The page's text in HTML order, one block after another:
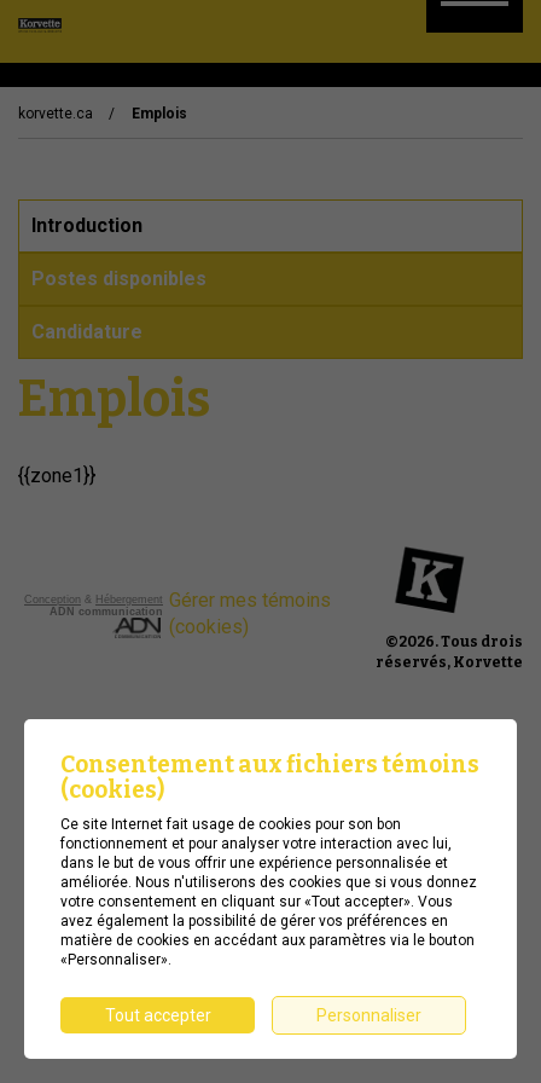
korvette.ca Emplois
Introduction
Postes disponibles
Candidature
Emplois
{{zone1}}
Conception & Hébergement
ADN communication Gérer mes témoins
(cookies)
©2026. Tous drois
réservés, Korvette
Consentement aux fichiers témoins
(cookies)
Ce site Internet fait usage de cookies pour son bon
fonctionnement et pour analyser votre interaction avec lui,
dans le but de vous offrir une expérience personnalisée et
améliorée. Nous n'utiliserons des cookies que si vous donnez
votre consentement en cliquant sur «Tout accepter». Vous
avez également la possibilité de gérer vos préférences en
matière de cookies en accédant aux paramètres via le bouton
«Personnaliser».
Tout accepter Personnaliser